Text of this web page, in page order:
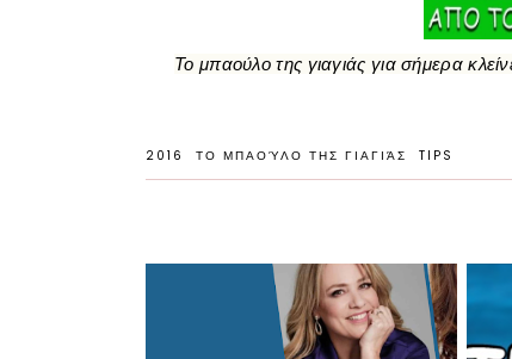
Το μπαούλο της γιαγιάς για σήμερα
2016 ΤΟ ΜΠΑΟΎΛΟ ΤΗΣ ΓΙΑΓΙΆΣ TIPS